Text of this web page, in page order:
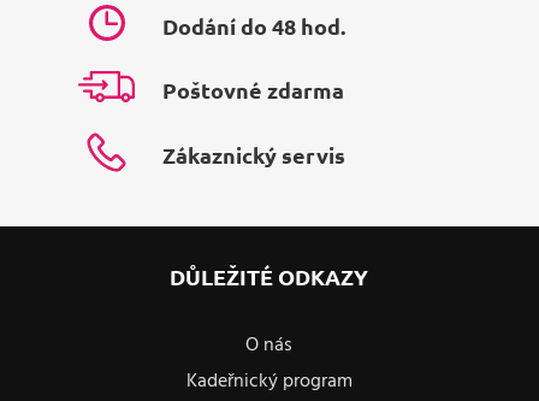
Dodání do 48 hod.
Poštovné zdarma
Zákaznický servis
DŮLEŽITÉ ODKAZY
O nás
Kadeřnický program